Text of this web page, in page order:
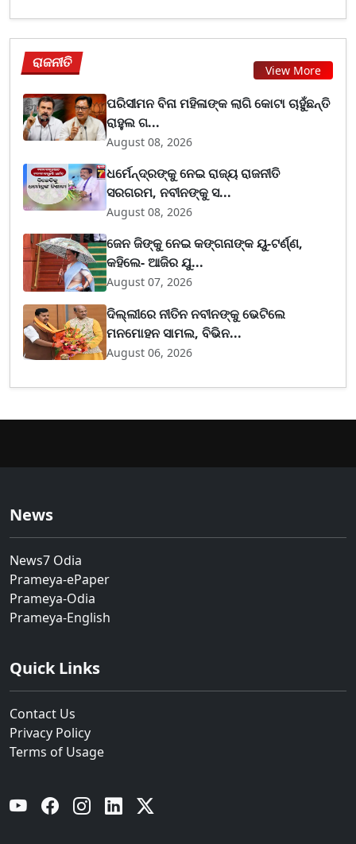
ରାଜନୀତି View More
ପରିସୀମନ ବିନା ମହିଳାଙ୍କ ଲାଗି କୋଟା ଚାହୁଁଛନ୍ତି
ରାହୁଲ ଗ...
August 08, 2026
ଧର୍ମେନ୍ଦ୍ରଙ୍କୁ ନେଇ ରାଜ୍ୟ ରାଜନୀତି
ସରଗରମ, ନବୀନଙ୍କୁ ସ...
August 08, 2026
ଜେନ ଜିଙ୍କୁ ନେଇ କଙ୍ଗନାଙ୍କ ୟୁ-ଟର୍ଣ୍ଣ,
କହିଲେ- ଆଜିର ଯୁ...
August 07, 2026
ଦିଲ୍ଲୀରେ ନୀତିନ ନବୀନଙ୍କୁ ଭେଟିଲେ
ମନମୋହନ ସାମଲ, ବିଭିନ...
August 06, 2026
News
News7 Odia
Prameya-ePaper
Prameya-Odia
Prameya-English
Quick Links
Contact Us
Privacy Policy
Terms of Usage
YouTube Facebook Instagram Linkedin